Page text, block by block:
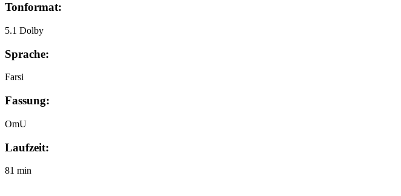
Tonformat:
5.1 Dolby
Sprache:
Farsi
Fassung:
OmU
Laufzeit:
81 min